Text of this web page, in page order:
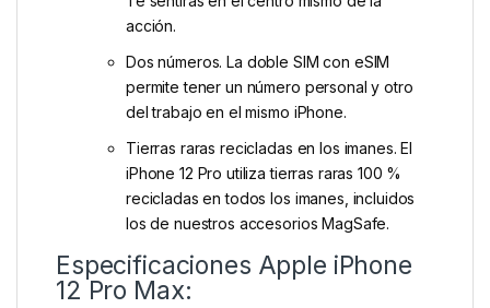
acción.
Dos números. La doble SIM con eSIM
permite tener un número personal y otro
del trabajo en el mismo iPhone.
Tierras raras recicladas en los imanes. El
iPhone 12 Pro utiliza tierras raras 100 %
recicladas en todos los imanes, incluidos
los de nuestros accesorios MagSafe.
Especificaciones Apple iPhone
12 Pro Max: